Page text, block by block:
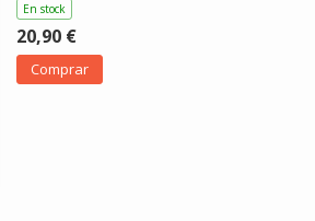
En stock
20,90 €
Comprar